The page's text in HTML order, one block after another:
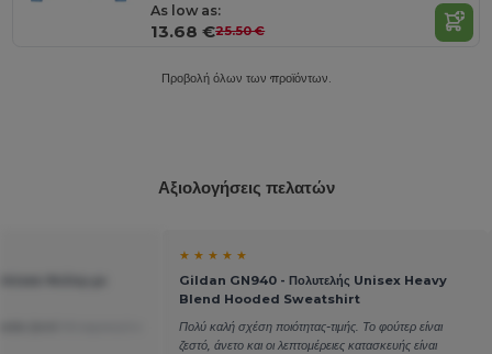
As low as:
13.68 €25.50 €
Προβολή όλων των προϊόντων.
Αξιολογήσεις πελατών
★ ★ ★ ★ ★
Gildan GN940 - Πολυτελής Unisex Heavy
Blend Hooded Sweatshirt
Πολύ καλή σχέση ποιότητας-τιμής. Το φούτερ είναι
ζεστό, άνετο και οι λεπτομέρειες κατασκευής είναι